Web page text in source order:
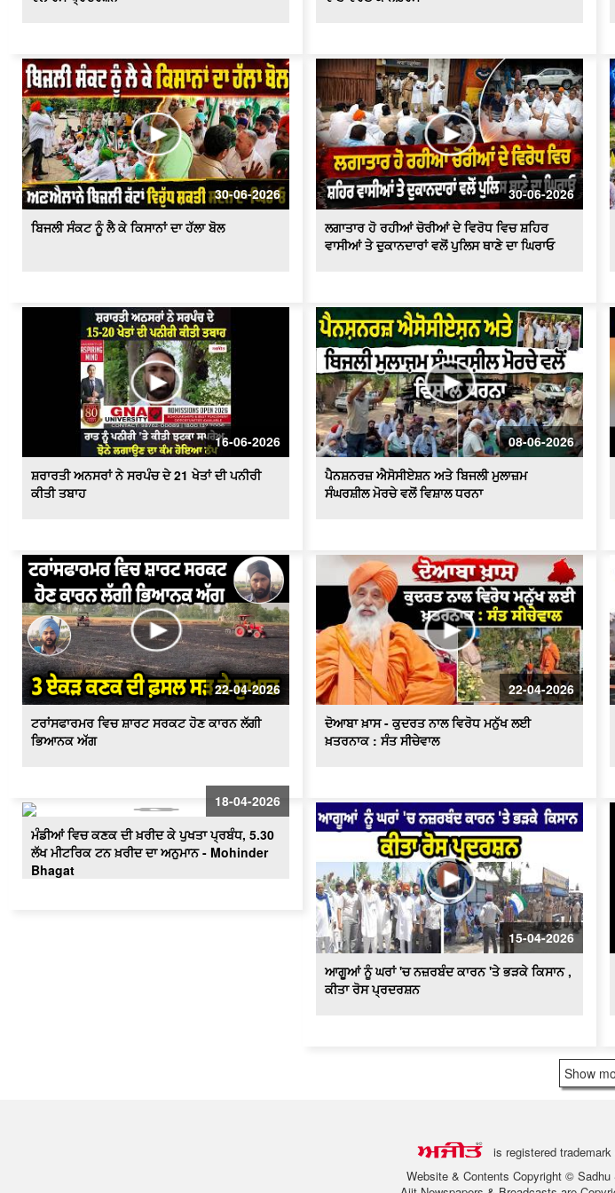
30-06-2026
ਬਿਜਲੀ ਸੰਕਟ ਨੂੰ ਲੈ ਕੇ ਕਿਸਾਨਾਂ ਦਾ ਹੱਲਾ ਬੋਲ
30-06-2026
ਲਗਾਤਾਰ ਹੋ ਰਹੀਆਂ ਚੋਰੀਆਂ ਦੇ ਵਿਰੋਧ ਵਿਚ ਸ਼ਹਿਰ
ਵਾਸੀਆਂ ਤੇ ਦੁਕਾਨਦਾਰਾਂ ਵਲੋਂ ਪੁਲਿਸ ਥਾਣੇ ਦਾ ਘਿਰਾਓ
16-06-2026
ਸ਼ਰਾਰਤੀ ਅਨਸਰਾਂ ਨੇ ਸਰਪੰਚ ਦੇ 21 ਖੇਤਾਂ ਦੀ ਪਨੀਰੀ
ਕੀਤੀ ਤਬਾਹ
08-06-2026
ਪੈਨਸ਼ਨਰਜ਼ ਐਸੋਸੀਏਸ਼ਨ ਅਤੇ ਬਿਜਲੀ ਮੁਲਾਜ਼ਮ
ਸੰਘਰਸ਼ੀਲ ਮੋਰਚੇ ਵਲੋਂ ਵਿਸ਼ਾਲ ਧਰਨਾ
22-04-2026
ਟਰਾਂਸਫਾਰਮਰ ਵਿਚ ਸ਼ਾਰਟ ਸਰਕਟ ਹੋਣ ਕਾਰਨ ਲੱਗੀ
ਭਿਆਨਕ ਅੱਗ
22-04-2026
ਦੋਆਬਾ ਖ਼ਾਸ - ਕੁਦਰਤ ਨਾਲ ਵਿਰੋਧ ਮਨੁੱਖ ਲਈ
ਖ਼ਤਰਨਾਕ : ਸੰਤ ਸੀਚੇਵਾਲ
18-04-2026
ਮੰਡੀਆਂ ਵਿਚ ਕਣਕ ਦੀ ਖ਼ਰੀਦ ਕੇ ਪੁਖਤਾ ਪ੍ਰਬੰਧ, 5.30
ਲੱਖ ਮੀਟਰਿਕ ਟਨ ਖ਼ਰੀਦ ਦਾ ਅਨੁਮਾਨ - Mohinder
Bhagat
15-04-2026
ਆਗੂਆਂ ਨੂੰ ਘਰਾਂ 'ਚ ਨਜ਼ਰਬੰਦ ਕਾਰਨ 'ਤੇ ਭੜਕੇ ਕਿਸਾਨ ,
ਕੀਤਾ ਰੋਸ ਪ੍ਰਦਰਸ਼ਨ
Show
is registered trademark
Website & Contents Copyright © Sadhu